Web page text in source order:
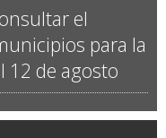
el
para la
12 de agosto